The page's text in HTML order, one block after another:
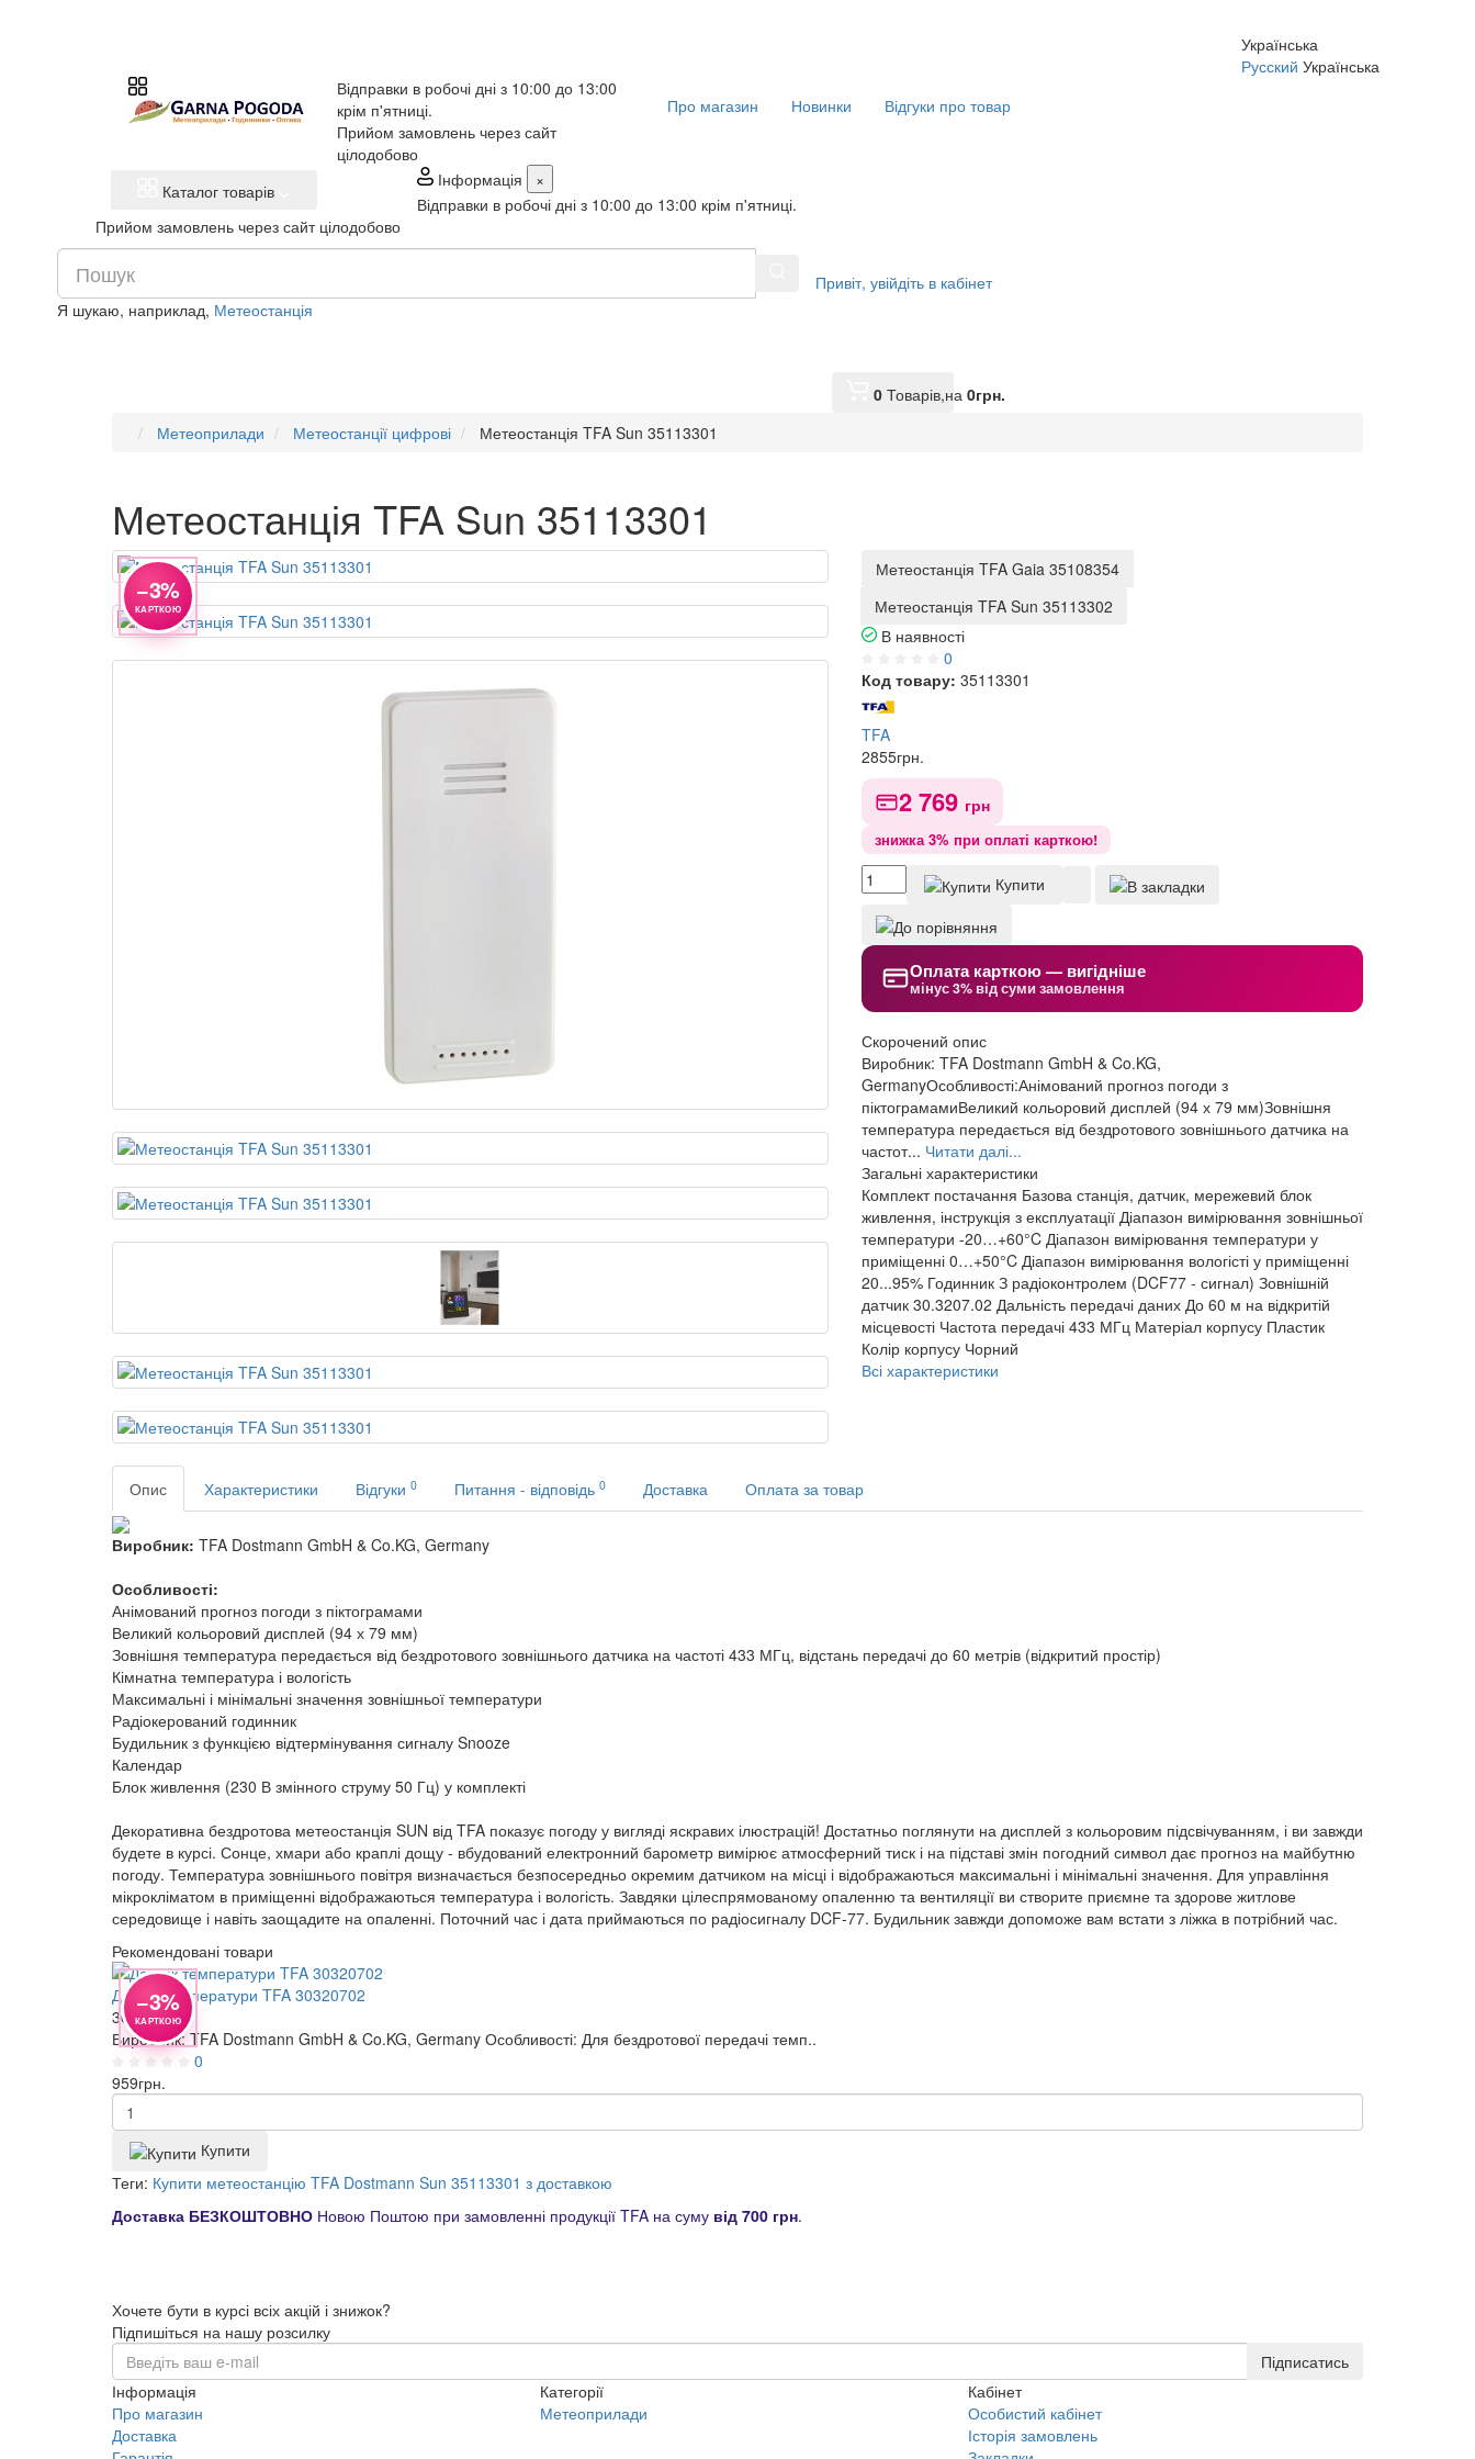
Українська
Русский Українська
Відправки в робочі дні з 10:00 до 13:00
крім п'ятниці.
Прийом замовлень через сайт
цілодобово
Про магазин Новинки Відгуки про товар
Каталог товарів
Інформація
×
Відправки в робочі дні з 10:00 до 13:00 крім п'ятниці.
Прийом замовлень через сайт цілодобово
Я шукаю, наприклад, Метеостанція
Привіт, увійдіть в кабінет
0 Товарів,на0грн.
Метеоприлади
Метеостанції цифрові Метеостанція TFA Sun 35113301
Метеостанція TFA Sun 35113301
−3%
КАРТКОЮ
Метеостанція TFA Gaia 35108354
Метеостанція TFA Sun 35113302
В наявності
0
Код товару: 35113301
TFA
2855грн.
2 769 грн
знижка 3% при оплаті карткою!
Купити
Оплата карткою — вигідніше
мінус 3% від суми замовлення
Скорочений опис
Виробник: TFA Dostmann GmbH & Co.KG,
GermanyОсобливості:Анімований прогноз погоди з
піктограмамиВеликий кольоровий дисплей (94 х 79 мм)Зовнішня
температура передається від бездротового зовнішнього датчика на
частот... Читати далі...
Загальні характеристики
Комплект постачання Базова станція, датчик, мережевий блок
живлення, інструкція з експлуатації Діапазон вимірювання зовнішньої
температури -20…+60°C Діапазон вимірювання температури у
приміщенні 0…+50°C Діапазон вимірювання вологісті у приміщенні
20...95% Годинник З радіоконтролем (DCF77 - сигнал) Зовнішній
датчик 30.3207.02 Дальність передачі даних До 60 м на відкритій
місцевості Частота передачі 433 МГц Матеріал корпусу Пластик
Колір корпусу Чорний
Всі характеристики
Опис Характеристики Відгуки 0 Питання - відповідь 0 Доставка Оплата за товар
Виробник: TFA Dostmann GmbH & Co.KG, Germany
Особливості:
Анімований прогноз погоди з піктограмами
Великий кольоровий дисплей (94 х 79 мм)
Зовнішня температура передається від бездротового зовнішнього датчика на частоті 433 МГц, відстань передачі до 60 метрів (відкритий простір)
Кімнатна температура і вологість
Максимальні і мінімальні значення зовнішньої температури
Радіокерований годинник
Будильник з функцією відтермінування сигналу Snooze
Календар
Блок живлення (230 В змінного струму 50 Гц) у комплекті
Декоративна бездротова метеостанція SUN від TFA показує погоду у вигляді яскравих ілюстрацій! Достатньо поглянути на дисплей з кольоровим підсвічуванням, і ви завжди
будете в курсі. Сонце, хмари або краплі дощу - вбудований електронний барометр вимірює атмосферний тиск і на підставі змін погодний символ дає прогноз на майбутню
погоду. Температура зовнішнього повітря визначається безпосередньо окремим датчиком на місці і відображаються максимальні і мінімальні значення. Для управління
мікрокліматом в приміщенні відображаються температура і вологість. Завдяки цілеспрямованому опаленню та вентиляції ви створите приємне та здорове житлове
середовище і навіть заощадите на опаленні. Поточний час і дата приймаються по радіосигналу DCF-77. Будильник завжди допоможе вам встати з ліжка в потрібний час.
Рекомендовані товари
−3%
КАРТКОЮ
Датчик температури TFA 30320702
30320702
Виробник: TFA Dostmann GmbH & Co.KG, Germany Особливості: Для бездротової передачі темп..
0
959грн.
Купити
Теги: Купити метеостанцію TFA Dostmann Sun 35113301 з доставкою
Доставка БЕЗКОШТОВНО Новою Поштою при замовленні продукції TFA на суму від 700 грн.
Хочете бути в курсі всіх акцій і знижок?
Підпишіться на нашу розсилку
Підписатись
Інформація
Про магазин
Доставка
Категорії
Метеоприлади
Кабінет
Особистий кабінет
Історія замовлень